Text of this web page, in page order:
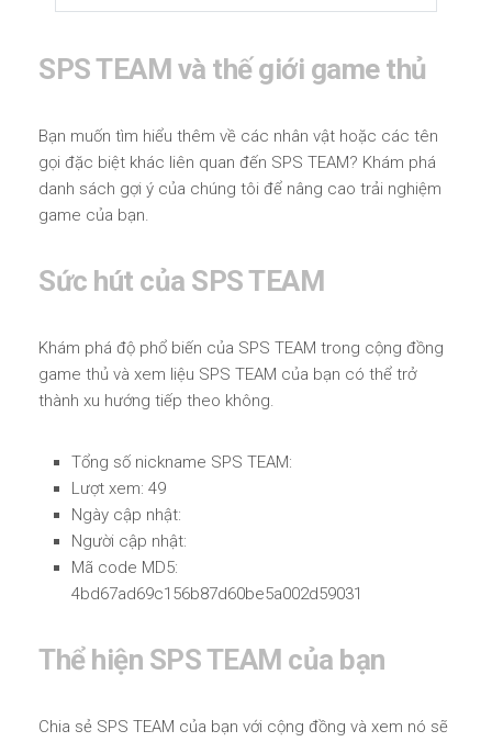
SPS TEAM và thế giới game thủ
Bạn muốn tìm hiểu thêm về các nhân vật hoặc các tên
gọi đặc biệt khác liên quan đến SPS TEAM? Khám phá
danh sách gợi ý của chúng tôi để nâng cao trải nghiệm
game của bạn.
Sức hút của SPS TEAM
Khám phá độ phổ biến của SPS TEAM trong cộng đồng
game thủ và xem liệu SPS TEAM của bạn có thể trở
thành xu hướng tiếp theo không.
Tổng số nickname SPS TEAM:
Lượt xem: 49
Ngày cập nhật:
Người cập nhật:
Mã code MD5:
4bd67ad69c156b87d60be5a002d59031
Thể hiện SPS TEAM của bạn
Chia sẻ SPS TEAM của bạn với cộng đồng và xem nó sẽ